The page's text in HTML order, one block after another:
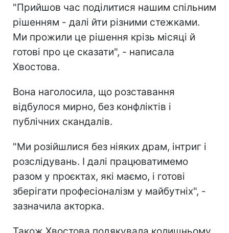
"Прийшов час поділитися нашим спільним
рішенням - далі йти різними стежками.
Ми прожили це рішення крізь місяці й
готові про це сказати", - написала
Хвостова.
Вона наголосила, що розставання
відбулося мирно, без конфліктів і
публічних скандалів.
"Ми розійшлися без ніяких драм, інтриг і
розслідувань. І далі працюватимемо
разом у проєктах, які маємо, і готові
зберігати професіоналізм у майбутніх", -
зазначила акторка.